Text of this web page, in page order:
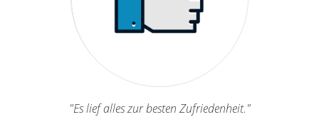
"Es lief alles zur besten Zufriedenheit."